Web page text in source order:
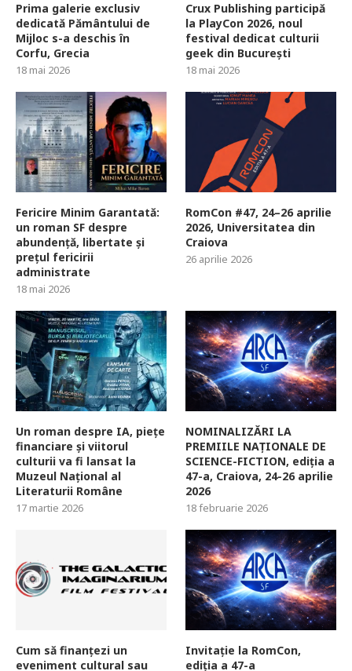
Prima galerie exclusiv
dedicată Pământului de
Mijloc s-a deschis în
Corfu, Grecia
18 mai 2026
Crux Publishing participă
la PlayCon 2026, noul
festival dedicat culturii
geek din București
18 mai 2026
Fericire Minim Garantată:
un roman SF despre
abundență, libertate și
prețul fericirii
administrate
18 mai 2026
RomCon #47, 24–26 aprilie
2026, Universitatea din
Craiova
26 aprilie 2026
Un roman despre IA, piețe
financiare și viitorul
culturii va fi lansat la
Muzeul Național al
Literaturii Române
17 martie 2026
NOMINALIZĂRI LA
PREMIILE NAȚIONALE DE
SCIENCE-FICTION, ediția a
47-a, Craiova, 24-26 aprilie
2026
18 februarie 2026
Cum să finanțezi un
eveniment cultural sau
Invitație la RomCon,
ediția a 47-a